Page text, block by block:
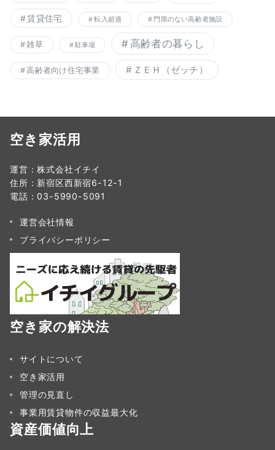
賃貸住宅 転入超過 門限のない高齢者施設
雑草 駐車場 高齢者の暮らし
高齢者向け住宅事業 ＺＥＨ（ゼッチ）
空き家活用
運営：株式会社イチイ
住所：新宿区西新宿6-12-1
電話：03-5990-5091
運営会社情報
プライバシーポリシー
空き家の解決法
サイトについて
空き家活用
管理の見直し
事業用賃貸物件の収益最大化
資産価値向上